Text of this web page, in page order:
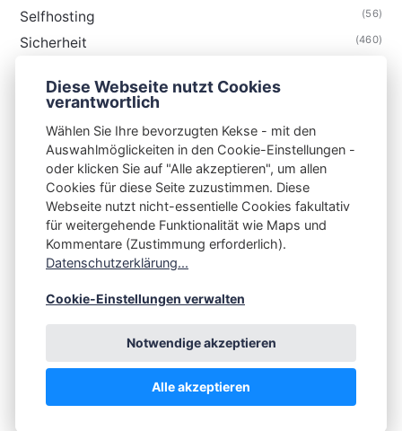
Selfhosting (56)
Sicherheit (460)
Thunderbird
S3N🧩NET
Integrating Open-Source Blog Network (iOSBN)
Impressum
Kontakt
💪by☕ ❤️ & Publii CMS
Diese Webseite nutzt Cookies
verantwortlich
Wählen Sie Ihre bevorzugten Kekse - mit den
Auswahlmöglickeiten in den Cookie-Einstellungen -
oder klicken Sie auf "Alle akzeptieren", um allen
Cookies für diese Seite zuzustimmen. Diese
Webseite nutzt nicht-essentielle Cookies fakultativ
für weitergehende Funktionalität wie Maps und
Kommentare (Zustimmung erforderlich).
Datenschutzerklärung...
Cookie-Einstellungen verwalten
Notwendige akzeptieren
Alle akzeptieren